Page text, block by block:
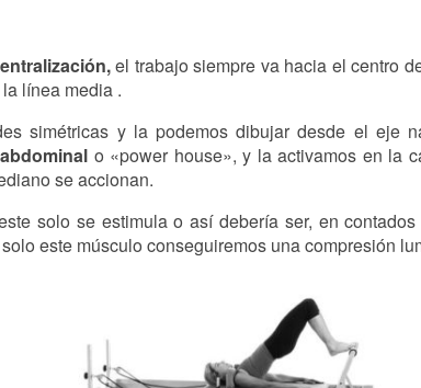
el trabajo siempre va hacia el centro
línea media .
simétricas y la podemos dibujar desde el eje
o «power house», y la activamos en la
se accionan.
solo se estimula o así debería ser, en
este músculo conseguiremos una compresión